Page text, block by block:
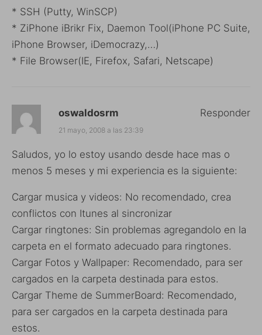
* SSH (Putty, WinSCP)
* ZiPhone iBrikr Fix, Daemon Tool(iPhone PC Suite,
iPhone Browser, iDemocrazy,…)
* File Browser(IE, Firefox, Safari, Netscape)
oswaldosrm
21 mayo, 2008 a las 23:39
Saludos, yo lo estoy usando desde hace mas o
menos 5 meses y mi experiencia es la siguiente:
Cargar musica y videos: No recomendado, crea
conflictos con Itunes al sincronizar
Cargar ringtones: Sin problemas agregandolo en la
carpeta en el formato adecuado para ringtones.
Cargar Fotos y Wallpaper: Recomendado, para ser
cargados en la carpeta destinada para estos.
Cargar Theme de SummerBoard: Recomendado,
para ser cargados en la carpeta destinada para
estos.
Responder